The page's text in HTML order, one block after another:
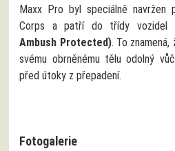
Maxx Pro byl speciálně navržen
Corps a patří do třídy vozidel
Ambush Protected). To
svému obrněnému tělu odolný
před útoky z přepadení.
Fotogalerie